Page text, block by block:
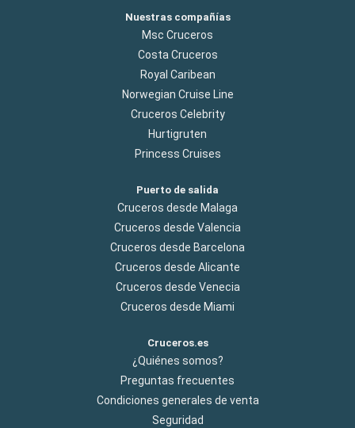
Nuestras compañías
Msc Cruceros
Costa Cruceros
Royal Caribean
Norwegian Cruise Line
Cruceros Celebrity
Hurtigruten
Princess Cruises
Puerto de salida
Cruceros desde Malaga
Cruceros desde Valencia
Cruceros desde Barcelona
Cruceros desde Alicante
Cruceros desde Venecia
Cruceros desde Miami
Cruceros.es
¿Quiénes somos?
Preguntas frecuentes
Condiciones generales de venta
Seguridad